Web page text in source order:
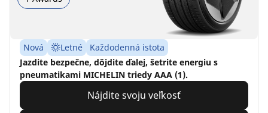
Nová Letné
Každodenná istota
Jazdite bezpečne, dôjdite ďalej, šetrite energiu s
pneumatikami MICHELIN triedy AAA (1).
Nájdite svoju veľkosť